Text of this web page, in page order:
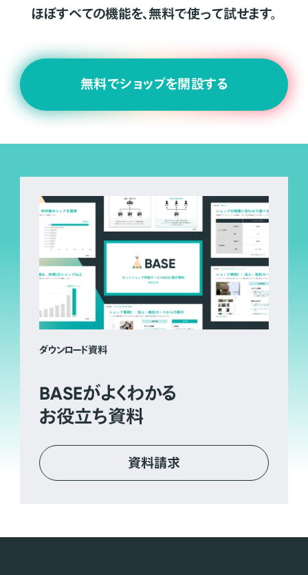
ほぼすべての機能を、無料で使って試せます。
無料でショップを開設する
ダウンロード資料
BASEがよくわかる
お役立ち資料
資料請求